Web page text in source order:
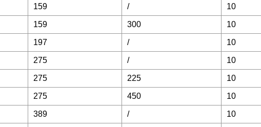
159 / 10
159 300 10
197 / 10
275 / 10
275 225 10
275 450 10
389 / 10